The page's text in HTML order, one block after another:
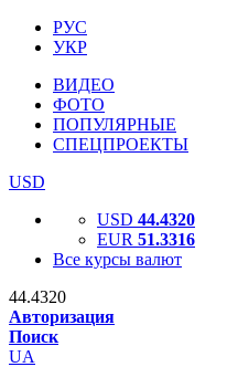
РУС
УКР
ВИДЕО
ФОТО
ПОПУЛЯРНЫЕ
СПЕЦПРОЕКТЫ
USD
USD 44.4320
EUR 51.3316
Все курсы валют
44.4320
Авторизация
Поиск
UA